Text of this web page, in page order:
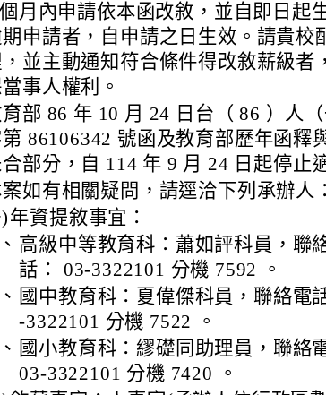
月內申請依本函改敘，並自即日起
申請者，自申請之日生效。請貴校
並主動通知符合條件得改敘薪級者
事人權利。
部 86 年 10 月 24 日台（ 86 ）人
86106342 號函及教育部歷年函釋
部分，自 114 年 9 月 24 日起停止
如有相關疑問，請逕洽下列承辦人
年資提敘事宜：
高級中等教育科：蕭如評科員，聯
話： 03-3322101 分機 7592 。
國中教育科：夏偉傑科員，聯絡電
-3322101 分機 7522 。
國小教育科：繆礎同助理員，聯絡
03-3322101 分機 7420 。